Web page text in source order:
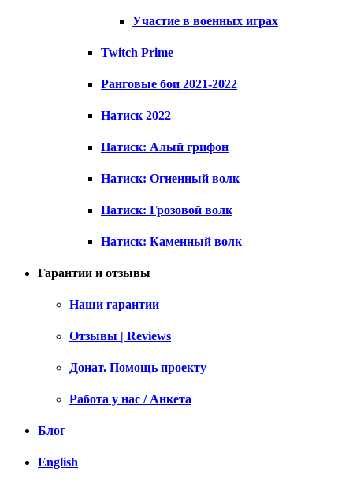
Участие в военных играх
Twitch Prime
Ранговые бои 2021-2022
Натиск 2022
Натиск: Алый грифон
Натиск: Огненный волк
Натиск: Грозовой волк
Натиск: Каменный волк
Гарантии и отзывы
Наши гарантии
Отзывы | Reviews
Донат. Помощь проекту
Работа у нас / Анкета
Блог
English